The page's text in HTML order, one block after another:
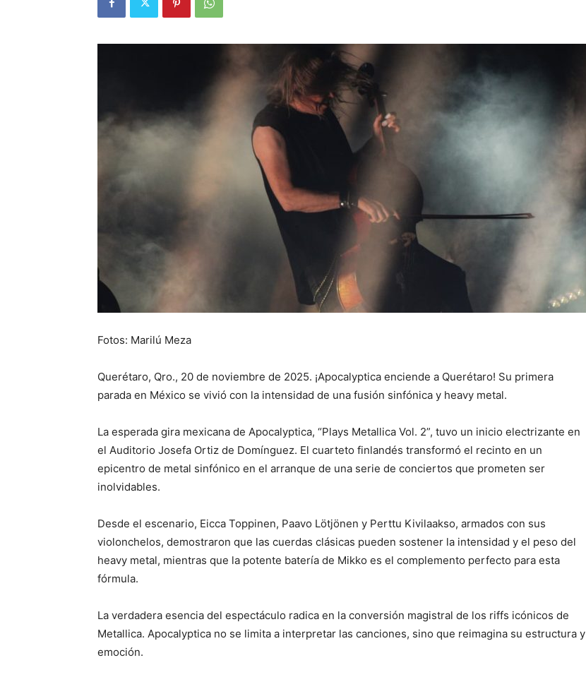
Fotos: Marilú Meza
Querétaro, Qro., 20 de noviembre de 2025. ¡Apocalyptica enciende a Querétaro! Su primera
parada en México se vivió con la intensidad de una fusión sinfónica y heavy metal.
La esperada gira mexicana de Apocalyptica, “Plays Metallica Vol. 2”, tuvo un inicio electrizante en
el Auditorio Josefa Ortiz de Domínguez. El cuarteto finlandés transformó el recinto en un
epicentro de metal sinfónico en el arranque de una serie de conciertos que prometen ser
inolvidables.
Desde el escenario, Eicca Toppinen, Paavo Lötjönen y Perttu Kivilaakso, armados con sus
violonchelos, demostraron que las cuerdas clásicas pueden sostener la intensidad y el peso del
heavy metal, mientras que la potente batería de Mikko es el complemento perfecto para esta
fórmula.
La verdadera esencia del espectáculo radica en la conversión magistral de los riffs icónicos de
Metallica. Apocalyptica no se limita a interpretar las canciones, sino que reimagina su estructura y
emoción.